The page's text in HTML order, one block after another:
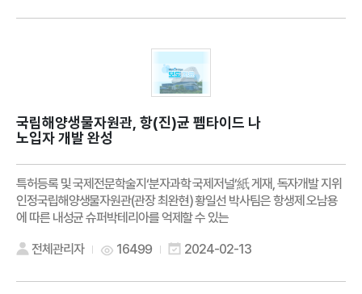
국립해양생물자원관, 항(진)균 펩타이드 나
노입자 개발 완성
특허등록 및 국제전문학술지‘분자과학 국제저널’紙 게재, 독자개발 지위
인정국립해양생물자원관(관장 최완현) 황일선 박사팀은 항생제 오남용
에 따른 내성균 슈퍼박테리아를 억제할 수 있는
전체관리자 16499 2024-02-13